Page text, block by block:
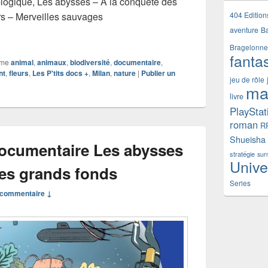
– Merveilles sauvages
livre documentaire Les fleurs – Merveilles sauvages et
animal, animaux, biodiversité, documentaire,
, fleurs, Les P'tits docs +, Milan, nature | Publier un
Les abysses
grands fonds
↓
404
aventure
Bragelonne
jeu de rôle
livre
roman
Shueisha
stratégie
Series